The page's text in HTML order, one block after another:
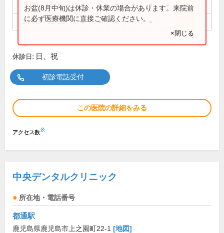
9:00～13:00 ● ● ● ● ●
14:00～18:30 ● ● ●
お盆(8月中旬)は休診・休業の場合があります。来院前
に必ず医療機関に直接ご確認ください。
×閉じる
休診日: 日、祝
初診電話受付
この医院の詳細をみる
アクセス数※
中央デンタルクリニック
所在地・電話番号
都通駅
鹿児島県鹿児島市上之園町22-1 [地図]